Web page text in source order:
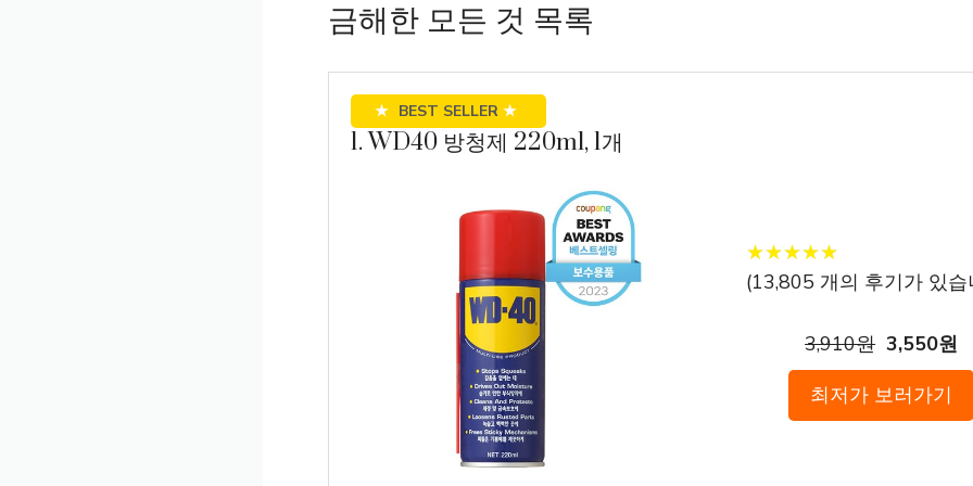
금해한 모든 것 목록
★ BEST SELLER ★
1. WD40 방청제 220ml, 1개
★★★★★
★★★★★
(13,805 개의 후기가 있습
3,910원 3,550원
최저가 보러가기